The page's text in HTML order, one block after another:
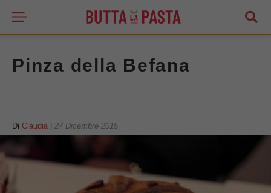
Pinza della Befana
Di Claudia 27 Dicembre 2015